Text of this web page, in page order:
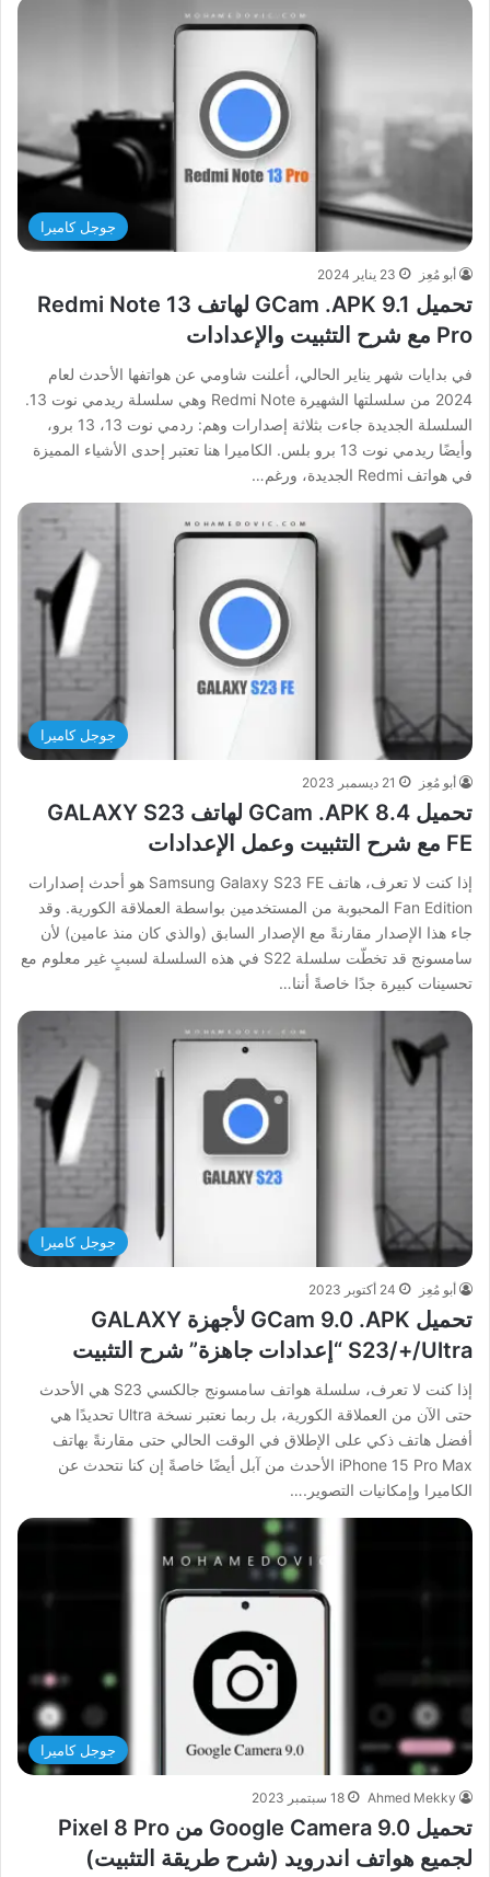
جوجل كاميرا
أبو مُعِز 23 يناير 2024
تحميل GCam .APK 9.1 لهاتف Redmi Note 13
Pro مع شرح التثبيت والإعدادات
في بدايات شهر يناير الحالي، أعلنت شاومي عن هواتفها الأحدث لعام
2024 من سلسلتها الشهيرة Redmi Note وهي سلسلة ريدمي نوت 13.
السلسلة الجديدة جاءت بثلاثة إصدارات وهم: ردمي نوت 13، 13 برو،
وأيضًا ريدمي نوت 13 برو بلس. الكاميرا هنا تعتبر إحدى الأشياء المميزة
في هواتف Redmi الجديدة، ورغم…
جوجل كاميرا
أبو مُعِز 21 ديسمبر 2023
تحميل GCam .APK 8.4 لهاتف GALAXY S23
FE مع شرح التثبيت وعمل الإعدادات
إذا كنت لا تعرف، هاتف Samsung Galaxy S23 FE هو أحدث إصدارات
Fan Edition المحبوبة من المستخدمين بواسطة العملاقة الكورية. وقد
جاء هذا الإصدار مقارنةً مع الإصدار السابق (والذي كان منذ عامين) لأن
سامسونج قد تخطّت سلسلة S22 في هذه السلسلة لسببٍ غير معلوم مع
تحسينات كبيرة جدًا خاصةً أننا…
جوجل كاميرا
أبو مُعِز 24 أكتوبر 2023
تحميل GCam 9.0 .APK لأجهزة GALAXY
S23/+/Ultra “إعدادات جاهزة” شرح التثبيت
إذا كنت لا تعرف، سلسلة هواتف سامسونج جالكسي S23 هي الأحدث
حتى الآن من العملاقة الكورية، بل ربما نعتبر نسخة Ultra تحديدًا هي
أفضل هاتف ذكي على الإطلاق في الوقت الحالي حتى مقارنةً بهاتف
iPhone 15 Pro Max الأحدث من آبل أيضًا خاصةً إن كنا نتحدث عن
الكاميرا وإمكانيات التصوير.…
جوجل كاميرا
Ahmed Mekky 18 سبتمبر 2023
تحميل Google Camera 9.0 من Pixel 8 Pro
لجميع هواتف اندرويد (شرح طريقة التثبيت)